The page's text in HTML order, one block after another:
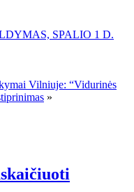
SPALIO 1 D.
Vilniuje: “Vidurinės
»